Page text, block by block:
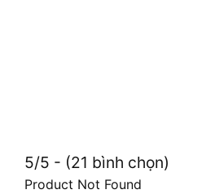
5/5 - (21 bình chọn)
Product Not Found